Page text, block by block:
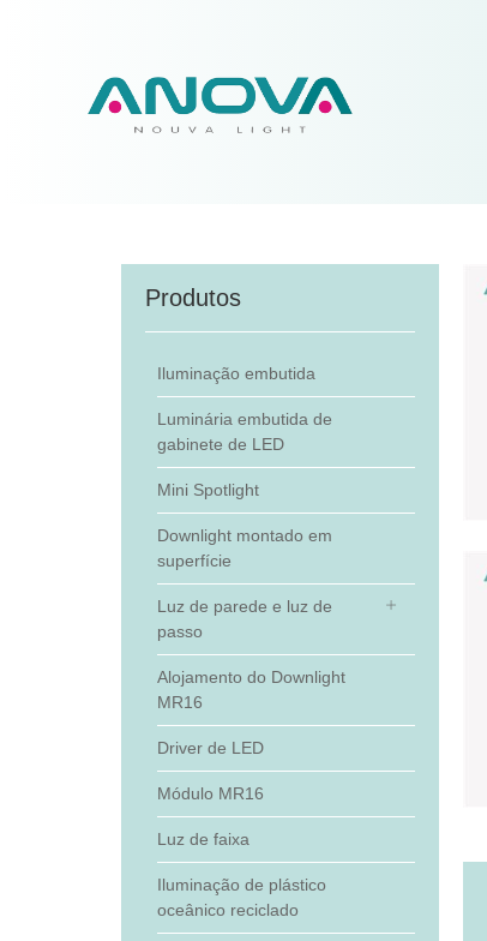
Produtos
Iluminação embutida
Luminária embutida de
gabinete de LED
Mini Spotlight
Downlight montado em
superfície
Luz de parede e luz de
passo
Alojamento do Downlight
MR16
Driver de LED
Módulo MR16
Luz de faixa
Iluminação de plástico
oceânico reciclado